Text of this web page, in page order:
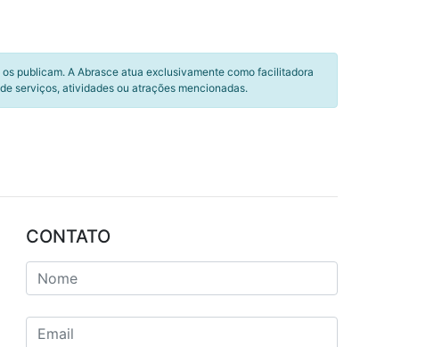
publicam. A Abrasce atua exclusivamente como facilitadora
serviços, atividades ou atrações mencionadas.
CONTATO